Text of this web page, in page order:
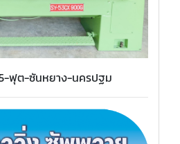
ฟุต-ซันหยาง-นครปฐม